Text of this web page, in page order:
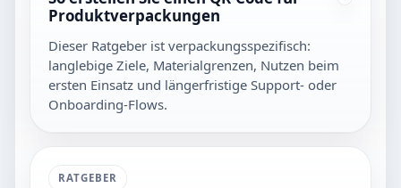
Produktverpackungen
Dieser Ratgeber ist verpackungsspezifisch:
langlebige Ziele, Materialgrenzen, Nutzen beim
ersten Einsatz und längerfristige Support- oder
Onboarding-Flows.
RATGEBER